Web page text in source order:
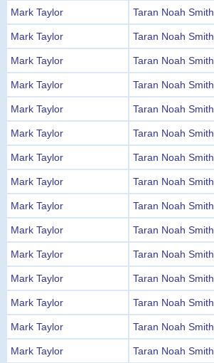
Mark Taylor
Taran Noah Smith
Mark Taylor
Taran Noah Smith
Mark Taylor
Taran Noah Smith
Mark Taylor
Taran Noah Smith
Mark Taylor
Taran Noah Smith
Mark Taylor
Taran Noah Smith
Mark Taylor
Taran Noah Smith
Mark Taylor
Taran Noah Smith
Mark Taylor
Taran Noah Smith
Mark Taylor
Taran Noah Smith
Mark Taylor
Taran Noah Smith
Mark Taylor
Taran Noah Smith
Mark Taylor
Taran Noah Smith
Mark Taylor
Taran Noah Smith
Mark Taylor
Taran Noah Smith